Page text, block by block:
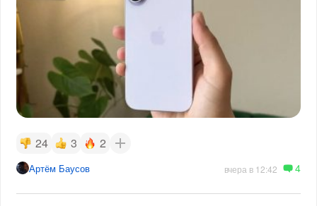
24 3 2
Артём Баусов вчера в 12:42 4